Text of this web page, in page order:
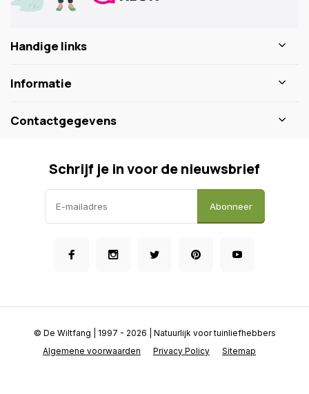
Handige links
Informatie
Contactgegevens
Schrijf je in voor de nieuwsbrief
Abonneer
Algemene voorwaarden Privacy Policy Sitemap
© De Wiltfang | 1997 - 2026 | Natuurlijk voor tuinliefhebbers